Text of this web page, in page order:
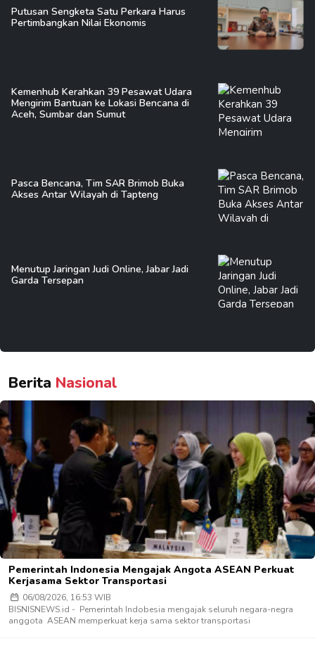
Putusan Sengketa Satu Perkara Harus
Pertimbangkan Nilai Ekonomis
Kemenhub Kerahkan 39 Pesawat Udara
Mengirim Bantuan ke Lokasi Bencana di
Aceh, Sumbar dan Sumut
Pasca Bencana, Tim SAR Brimob Buka
Akses Antar Wilayah di Tapteng
Menutup Jaringan Judi Online, Jabar Jadi
Garda Tersepan
Berita Nasional
Pemerintah Indonesia Mengajak Angota ASEAN Perkuat
Kerjasama Sektor Transportasi
06/08/2026, 16:53 WIB
BISNISNEWS.id - Pemerintah Indobesia mengajak seluruh negara-negra
anggota ASEAN memperkuat kerja sama sektor transportasi